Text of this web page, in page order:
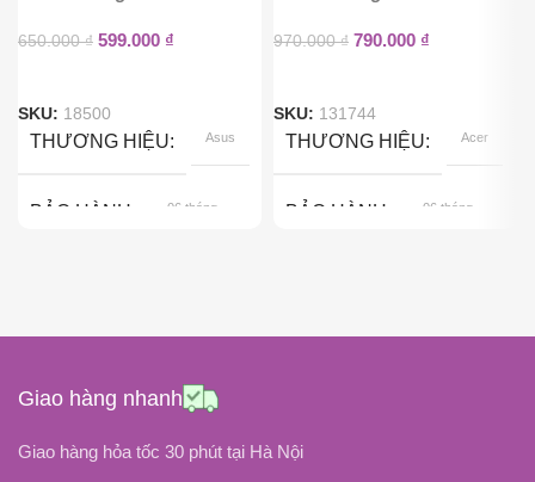
650.000₫ 599.000 ₫
SKU: 18500
THƯƠNG HIỆU Asus
BẢO HÀNH 06 tháng
970.000₫ 790.000 ₫
SKU: 131744
THƯƠNG HIỆU Acer
BẢO HÀNH 06 tháng
Giao hàng nhanh
Giao hàng hỏa tốc 30 phút tại Hà Nội